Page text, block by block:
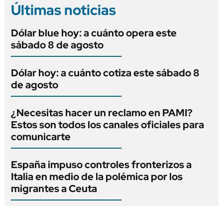
Últimas noticias
Dólar blue hoy: a cuánto opera este
sábado 8 de agosto
Dólar hoy: a cuánto cotiza este sábado 8
de agosto
¿Necesitas hacer un reclamo en PAMI?
Estos son todos los canales oficiales para
comunicarte
España impuso controles fronterizos a
Italia en medio de la polémica por los
migrantes a Ceuta